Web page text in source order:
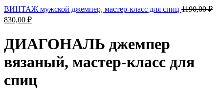
ВИНТАЖ мужской джемпер, мастер-класс для спиц 1190,00₽
830,00 ₽Текущая
ДИАГОНАЛЬ джемпер
вязаный, мастер-класс для
спиц